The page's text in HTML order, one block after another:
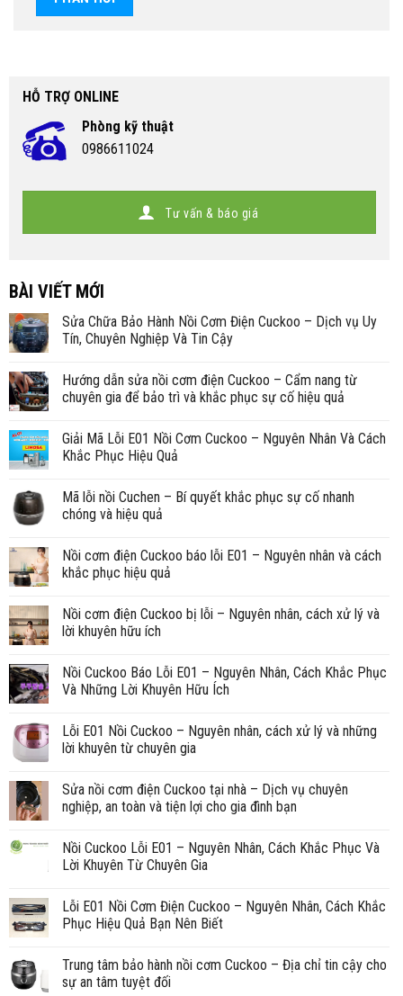
HỖ TRỢ ONLINE
Phòng kỹ thuật
0986611024
Tư vấn & báo giá
BÀI VIẾT MỚI
Sửa Chữa Bảo Hành Nồi Cơm Điện Cuckoo – Dịch vụ Uy
Tín, Chuyên Nghiệp Và Tin Cậy
Hướng dẫn sửa nồi cơm điện Cuckoo – Cẩm nang từ
chuyên gia để bảo trì và khắc phục sự cố hiệu quả
Giải Mã Lỗi E01 Nồi Cơm Cuckoo – Nguyên Nhân Và Cách
Khắc Phục Hiệu Quả
Mã lỗi nồi Cuchen – Bí quyết khắc phục sự cố nhanh
chóng và hiệu quả
Nồi cơm điện Cuckoo báo lỗi E01 – Nguyên nhân và cách
khắc phục hiệu quả
Nồi cơm điện Cuckoo bị lỗi – Nguyên nhân, cách xử lý và
lời khuyên hữu ích
Nồi Cuckoo Báo Lỗi E01 – Nguyên Nhân, Cách Khắc Phục
Và Những Lời Khuyên Hữu Ích
Lỗi E01 Nồi Cuckoo – Nguyên nhân, cách xử lý và những
lời khuyên từ chuyên gia
Sửa nồi cơm điện Cuckoo tại nhà – Dịch vụ chuyên
nghiệp, an toàn và tiện lợi cho gia đình bạn
Nồi Cuckoo Lỗi E01 – Nguyên Nhân, Cách Khắc Phục Và
Lời Khuyên Từ Chuyên Gia
Lỗi E01 Nồi Cơm Điện Cuckoo – Nguyên Nhân, Cách Khắc
Phục Hiệu Quả Bạn Nên Biết
Trung tâm bảo hành nồi cơm Cuckoo – Địa chỉ tin cậy cho
sự an tâm tuyệt đối